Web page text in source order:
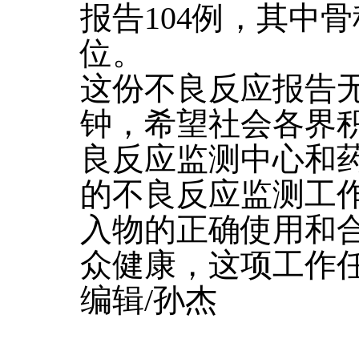
报告104例，其中
位。
这份不良反应报告
钟，希望社会各界
良反应监测中心和
的不良反应监测工
入物的正确使用和
众健康，这项工作
编辑/孙杰